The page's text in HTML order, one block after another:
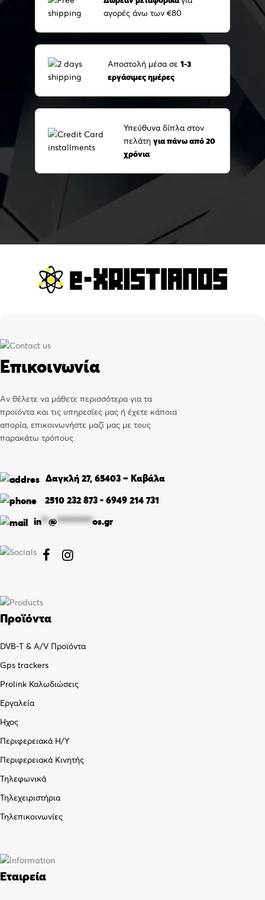
αγορές άνω των €80
Αποστολή μέσα σε 1-3
εργάσιμες ημέρες
Υπεύθυνα δίπλα στον
πελάτη για πάνω από 20
χρόνια
Επικοινωνία
Αν θέλετε να μάθετε περισσότερα για τα
προϊόντα και τις υπηρεσίες μας ή έχετε κάποια
απορία, επικοινωνήστε μαζί μας με τους
παρακάτω τρόπους.
Δαγκλή 27, 65403 – Καβάλα
2510 232 873 - 6949 214 731
in**@**********os.gr
 
Προϊόντα
DVB-T & A/V Προϊόντα
Gps trackers
Prolink Καλωδιώσεις
Εργαλεία
Ήχος
Περιφερειακά Η/Υ
Περιφερειακά Κινητής
Τηλεφωνικά
Τηλεχειριστήρια
Τηλεπικοινωνίες
Εταιρεία